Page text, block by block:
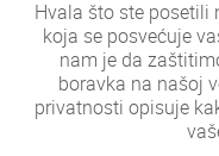
Hvala što ste posetili
koja se posvećuje
nam je da
boravka na našoj
privatnosti opisuje